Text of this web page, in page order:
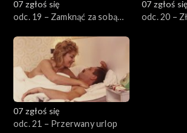
07 zgłoś się
odc. 19 – Zamknąć za sobą
07 zgłoś się
odc. 20 –
07 zgłoś się
odc. 21 – Przerwany urlop